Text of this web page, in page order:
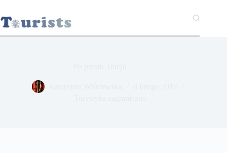
treści